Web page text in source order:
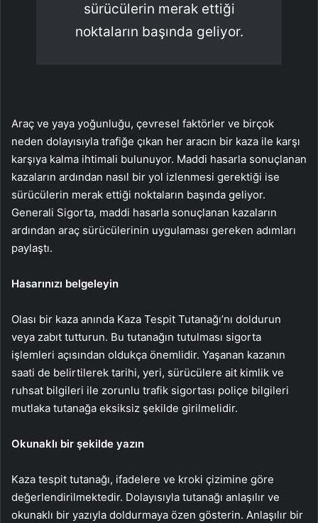
sürücülerin merak ettiği
noktaların başında geliyor.
Araç ve yaya yoğunluğu, çevresel faktörler ve birçok
neden dolayısıyla trafiğe çıkan her aracın bir kaza ile karşı
karşıya kalma ihtimali bulunuyor. Maddi hasarla sonuçlanan
kazaların ardından nasıl bir yol izlenmesi gerektiği ise
sürücülerin merak ettiği noktaların başında geliyor.
Generali Sigorta, maddi hasarla sonuçlanan kazaların
ardından araç sürücülerinin uygulaması gereken adımları
paylaştı.
Hasarınızı belgeleyin
Olası bir kaza anında Kaza Tespit Tutanağı’nı doldurun
veya zabıt tutturun. Bu tutanağın tutulması sigorta
işlemleri açısından oldukça önemlidir. Yaşanan kazanın
saati de belirtilerek tarihi, yeri, sürücülere ait kimlik ve
ruhsat bilgileri ile zorunlu trafik sigortası poliçe bilgileri
mutlaka tutanağa eksiksiz şekilde girilmelidir.
Okunaklı bir şekilde yazın
Kaza tespit tutanağı, ifadelere ve kroki çizimine göre
değerlendirilmektedir. Dolayısıyla tutanağı anlaşılır ve
okunaklı bir yazıyla doldurmaya özen gösterin. Anlaşılır bir